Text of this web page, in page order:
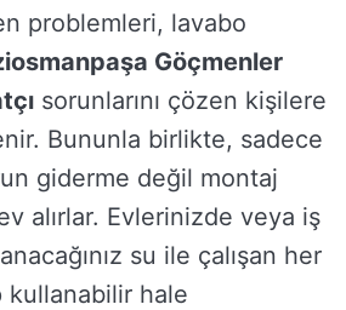
problemleri, lavabo
Göçmenler
sorunlarını çözen kişilere
Bununla birlikte, sadece
giderme değil montaj
alırlar. Evlerinizde veya iş
su ile çalışan her
kullanabilir hale